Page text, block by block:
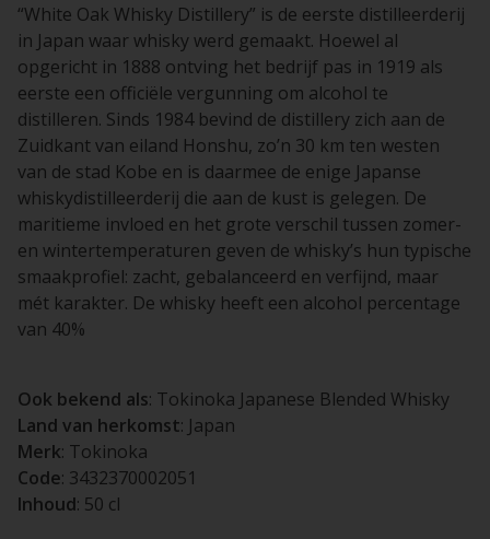
“White Oak Whisky Distillery” is de eerste distilleerderij
in Japan waar whisky werd gemaakt. Hoewel al
opgericht in 1888 ontving het bedrijf pas in 1919 als
eerste een officiële vergunning om alcohol te
distilleren. Sinds 1984 bevind de distillery zich aan de
Zuidkant van eiland Honshu, zo’n 30 km ten westen
van de stad Kobe en is daarmee de enige Japanse
whiskydistilleerderij die aan de kust is gelegen. De
maritieme invloed en het grote verschil tussen zomer-
en wintertemperaturen geven de whisky’s hun typische
smaakprofiel: zacht, gebalanceerd en verfijnd, maar
mét karakter. De whisky heeft een alcohol percentage
van 40%
Ook bekend als: Tokinoka Japanese Blended Whisky
Land van herkomst: Japan
Merk: Tokinoka
Code: 3432370002051
Inhoud: 50 cl